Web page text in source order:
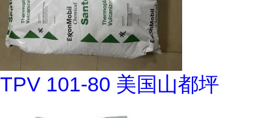
TPV 101-80 美国山都坪